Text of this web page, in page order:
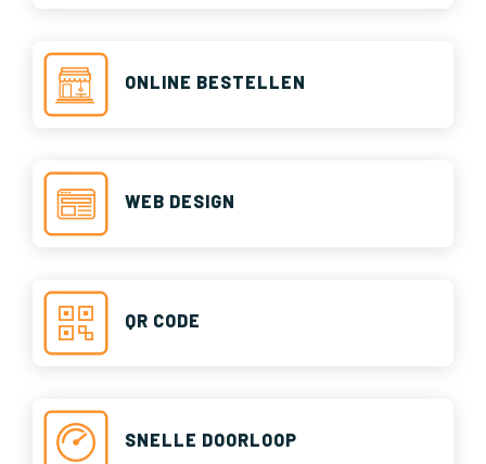
ONLINE BESTELLEN
WEB DESIGN
QR CODE
SNELLE DOORLOOP